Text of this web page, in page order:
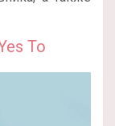
To